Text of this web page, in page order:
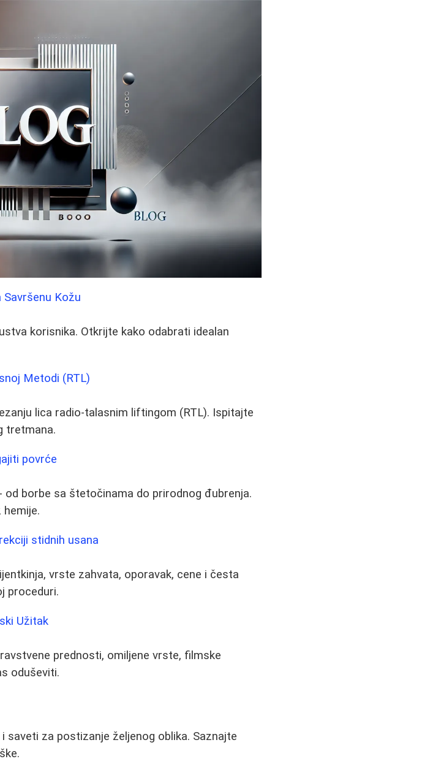
Savršenu Kožu
korisnika. Otkrijte kako odabrati idealan
Metodi (RTL)
lica radio-talasnim liftingom (RTL). Ispitajte
tretmana.
povrće
borbe sa štetočinama do prirodnog đubrenja.
stidnih usana
vrste zahvata, oporavak, cene i česta
proceduri.
Užitak
prednosti, omiljene vrste, filmske
oduševiti.
saveti za postizanje željenog oblika. Saznajte